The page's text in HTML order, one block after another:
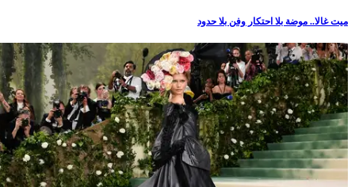
ميت غالا.. موضة بلا احتكار وفن بلا حدود